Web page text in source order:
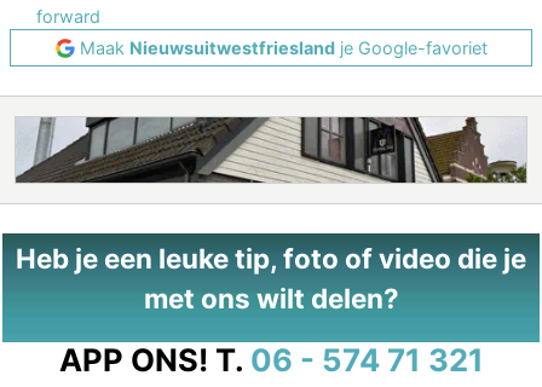
forward
Maak Nieuwsuitwestfrieslandje Google-favoriet
Heb je een leuke tip, foto of video die je
met ons wilt delen?
APP ONS! T. 06 - 574 71 321